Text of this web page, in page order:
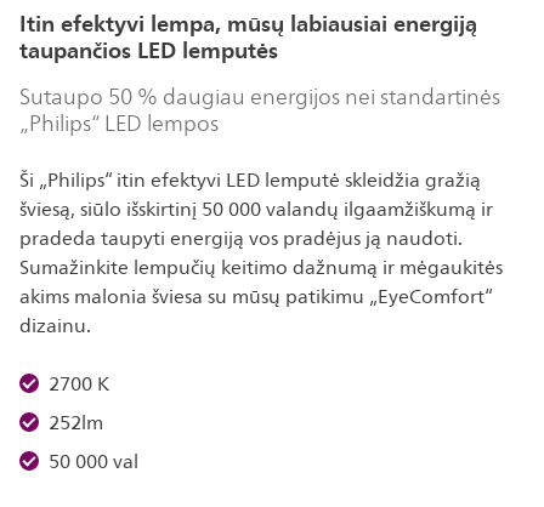
Itin efektyvi lempa, mūsų labiausiai energiją
taupančios LED lemputės
Sutaupo 50 % daugiau energijos nei standartinės
„Philips“ LED lempos
Ši „Philips“ itin efektyvi LED lemputė skleidžia gražią
šviesą, siūlo išskirtinį 50 000 valandų ilgaamžiškumą ir
pradeda taupyti energiją vos pradėjus ją naudoti.
Sumažinkite lempučių keitimo dažnumą ir mėgaukitės
akims malonia šviesa su mūsų patikimu „EyeComfort“
dizainu.
2700 K
252lm
50 000 val